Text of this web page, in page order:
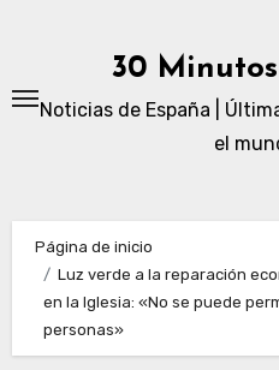
30
Noticias de España |
el
Página de inicio
Luz verde a la reparación
en la Iglesia: «No se puede
personas»